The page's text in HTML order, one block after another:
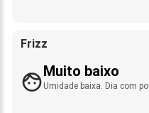
Frizz
Muito baixo
Umidade baixa. Dia com